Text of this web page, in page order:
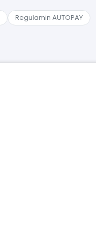
Regulamin AUTOPAY